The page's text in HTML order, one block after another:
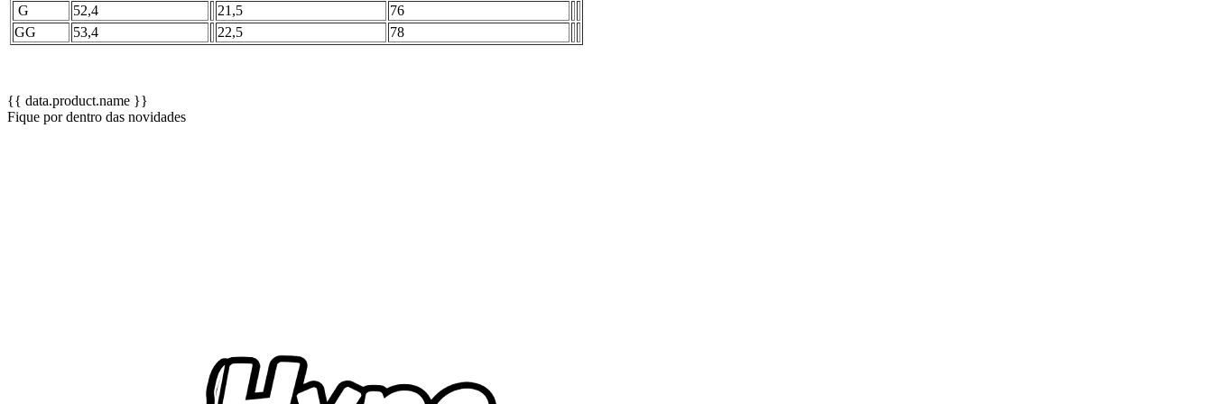
G
52,4 21,5
76
GG
53,4 22,5 78
{{ data.product.name }}
Fique por dentro das novidades